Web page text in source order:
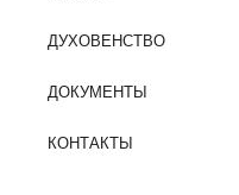
ДУХОВЕНСТВО
ДОКУМЕНТЫ
КОНТАКТЫ